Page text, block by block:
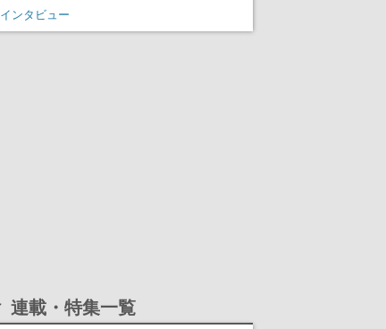
インタビュー
連載・特集一覧